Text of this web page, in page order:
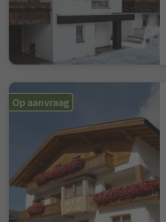
Op aanvraag